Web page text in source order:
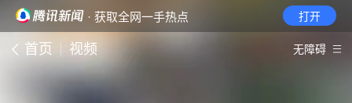
· 获取全网一手热点 打开
首页 视频 无障碍